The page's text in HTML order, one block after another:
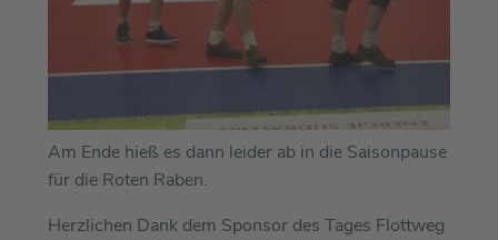
Am Ende hieß es dann leider ab in die Saisonpause
für die Roten Raben.
Herzlichen Dank dem Sponsor des Tages Flottweg